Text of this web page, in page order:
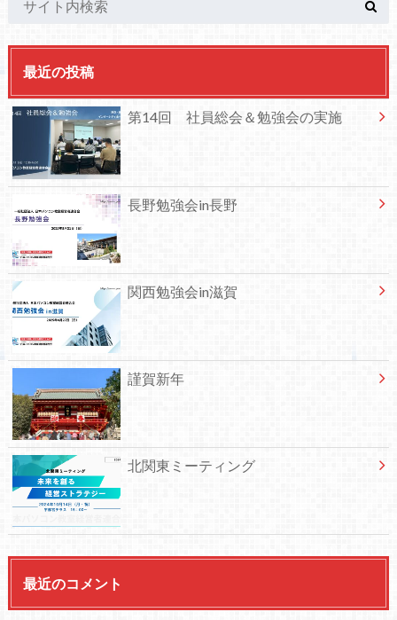
最近の投稿
第14回 社員総会＆勉強会の実施
長野勉強会in長野
関西勉強会in滋賀
謹賀新年
北関東ミーティング
最近のコメント